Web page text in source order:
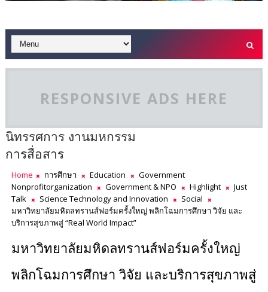
RESPONSIVE ADS HERE
นิทรรศการ งานมหกรรม
การสื่อสาร
Home การศึกษา Education
Government
Nonprofitorganization
Government & NPO Highlight
Just
Talk
Science Technology and Innovation
Social
มหาวิทยาลัยมหิดลทรานส์ฟอร์มครั้งใหญ่ พลิกโฉมการศึกษา วิจัย และ
บริการสุขภาพสู่ “Real World Impact”
มหาวิทยาลัยมหิดลทรานส์ฟอร์มครั้งใหญ่
พลิกโฉมการศึกษา วิจัย และบริการสุขภาพสู่